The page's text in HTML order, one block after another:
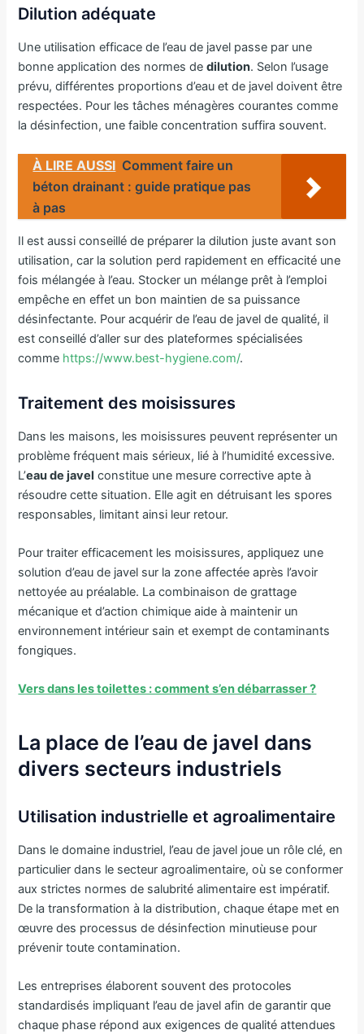
Dilution adéquate
Une utilisation efficace de l’eau de javel passe par une
bonne application des normes dedilution. Selon l’usage
prévu, différentes proportions d’eau et de javel doivent être
respectées. Pour les tâches ménagères courantes comme
la désinfection, une faible concentration suffira souvent.
À LIRE AUSSI Comment faire un
béton drainant : guide pratique pas
à pas
Il est aussi conseillé de préparer la dilution juste avant son
utilisation, car la solution perd rapidement en efficacité une
fois mélangée à l’eau. Stocker un mélange prêt à l’emploi
empêche en effet un bon maintien de sa puissance
désinfectante. Pour acquérir de l’eau de javel de qualité, il
est conseillé d’aller sur des plateformes spécialisées
comme https://www.best-hygiene.com/.
Traitement des moisissures
Dans les maisons, les moisissures peuvent représenter un
problème fréquent mais sérieux, lié à l’humidité excessive.
L’eau de javel constitue une mesure corrective apte à
résoudre cette situation. Elle agit en détruisant les spores
responsables, limitant ainsi leur retour.
Pour traiter efficacement les moisissures, appliquez une
solution d’eau de javel sur la zone affectée après l’avoir
nettoyée au préalable. La combinaison de grattage
mécanique et d’action chimique aide à maintenir un
environnement intérieur sain et exempt de contaminants
fongiques.
Vers dans les toilettes : comment s’en débarrasser ?
La place de l’eau de javel dans
divers secteurs industriels
Utilisation industrielle et agroalimentaire
Dans le domaine industriel, l’eau de javel joue un rôle clé, en
particulier dans le secteur agroalimentaire, où se conformer
aux strictes normes de salubrité alimentaire est impératif.
De la transformation à la distribution, chaque étape met en
œuvre des processus de désinfection minutieuse pour
prévenir toute contamination.
Les entreprises élaborent souvent des protocoles
standardisés impliquant l’eau de javel afin de garantir que
chaque phase répond aux exigences de qualité attendues